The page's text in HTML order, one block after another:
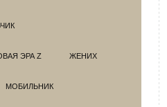
ЭРА Z ЖЕНИХ
МОБИЛЬНИК